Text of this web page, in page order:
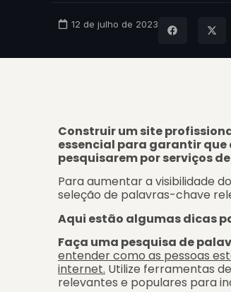
12 de julho de 2023
Construir um site
essencial para garantir que
pesquisarem por serviços
Para aumentar a visibilidade
seleção de palavras-chave
Aqui estão algumas dicas
Faça uma pesquisa de
entender como as pessoas
internet. Utilize ferramentas
relevantes e populares para